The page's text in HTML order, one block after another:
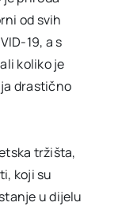
od svih
19, a s
koliko je
drastično
tržišta,
koji su
u dijelu